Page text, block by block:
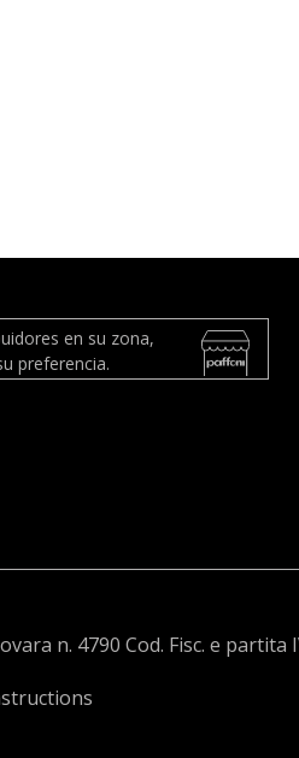
en su zona,
preferencia.
n. 4790 Cod. Fisc. e partita